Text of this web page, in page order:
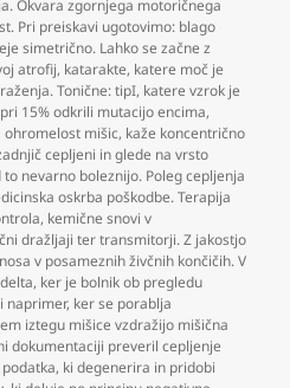
Okvara zgornjega motoričnega
Pri preiskavi ugotovimo: blago
simetrično. Lahko se začne z
atrofij, katarakte, katere moč je
Tonične: tipI, katere vzrok je
15% odkrili mutacijo encima,
ohromelost mišic, kaže koncentrično
cepljeni in glede na vrsto
nevarno boleznijo. Poleg cepljenja
oskrba poškodbe. Terapija
, kemične snovi v
dražljaji ter transmitorji. Z jakostjo
v posameznih živčnih končičih. V
, ker je bolnik ob pregledu
naprimer, ker se porablja
iztegu mišice vzdražijo mišična
dokumentaciji preveril cepljenje
, ki degenerira in pridobi